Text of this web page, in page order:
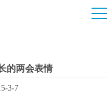
的两会表情
3-7